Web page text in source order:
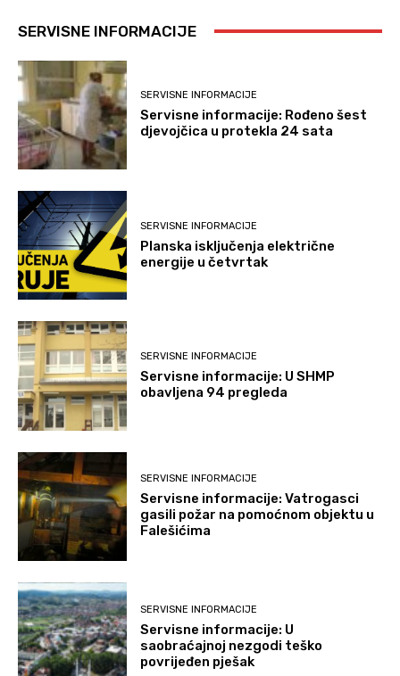
SERVISNE INFORMACIJE
SERVISNE INFORMACIJE
Servisne informacije: Rođeno šest
djevojčica u protekla 24 sata
SERVISNE INFORMACIJE
Planska isključenja električne
energije u četvrtak
SERVISNE INFORMACIJE
Servisne informacije: U SHMP
obavljena 94 pregleda
SERVISNE INFORMACIJE
Servisne informacije: Vatrogasci
gasili požar na pomoćnom objektu u
Falešićima
SERVISNE INFORMACIJE
Servisne informacije: U
saobraćajnoj nezgodi teško
povrijeđen pješak